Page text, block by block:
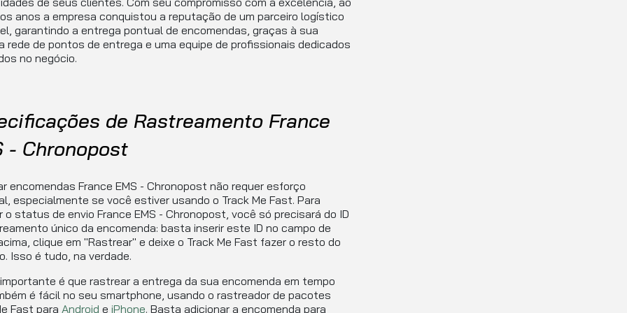
anos a empresa conquistou a reputação de um parceiro logístico
garantindo a entrega pontual de encomendas, graças à sua
rede de pontos de entrega e uma equipe de profissionais dedicados
no negócio.
de Rastreamento France
- Chronopost
encomendas France EMS - Chronopost não requer esforço
especialmente se você estiver usando o Track Me Fast. Para
o status de envio France EMS - Chronopost, você só precisará do ID
único da encomenda: basta inserir este ID no campo de
clique em "Rastrear" e deixe o Track Me Fast fazer o resto do
Isso é tudo, na verdade.
é que rastrear a entrega da sua encomenda em tempo
é fácil no seu smartphone, usando o rastreador de pacotes
Fast para Android e iPhone. Basta adicionar a encomenda para